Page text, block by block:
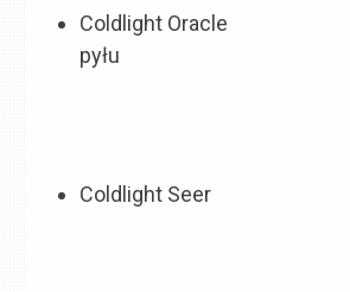
Coldlight Oracle
pyłu
Coldlight Seer